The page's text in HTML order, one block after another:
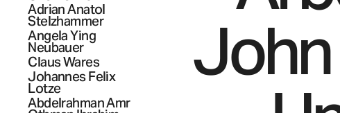
Adrian Anatol
Stelzhammer
Angela Ying
Neubauer
ClausWares
Johannes Felix
Lotze
Abdelrahman Amr